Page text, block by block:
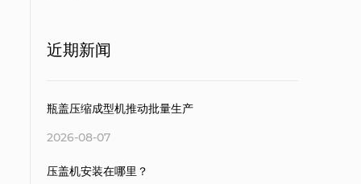
近期新闻
瓶盖压缩成型机推动批量生产
2026-08-07
压盖机安装在哪里？